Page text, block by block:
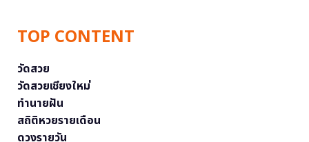
TOP CONTENT
วัดสวย
วัดสวยเชียงใหม่
ทำนายฝัน
สถิติหวยรายเดือน
ดวงรายวัน